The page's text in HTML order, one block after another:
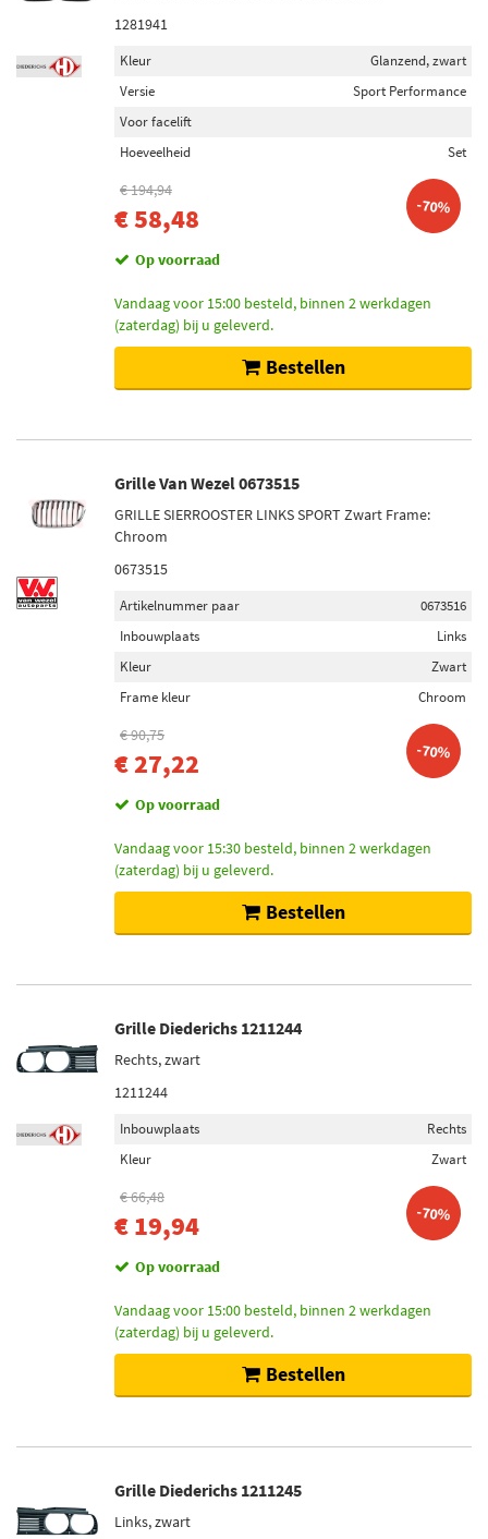
1281941
Kleur
Glanzend, zwart
Versie
Sport Performance
Voor facelift
Hoeveelheid
Set
€ 194,94
€ 58,48 -70%
Op voorraad
Vandaag voor 15:00 besteld, binnen 2 werkdagen
(zaterdag) bij u geleverd.
Bestellen
Grille Van Wezel 0673515
GRILLE SIERROOSTER LINKS SPORT Zwart Frame:
Chroom
0673515
Artikelnummer paar
0673516
Inbouwplaats
Links
Kleur
Zwart
Frame kleur
Chroom
€ 90,75
€ 27,22 -70%
Op voorraad
Vandaag voor 15:30 besteld, binnen 2 werkdagen
(zaterdag) bij u geleverd.
Bestellen
Grille Diederichs 1211244
Rechts, zwart
1211244
Inbouwplaats
Rechts
Kleur
Zwart
€ 66,48
€ 19,94 -70%
Op voorraad
Vandaag voor 15:00 besteld, binnen 2 werkdagen
(zaterdag) bij u geleverd.
Bestellen
Grille Diederichs 1211245
Links, zwart